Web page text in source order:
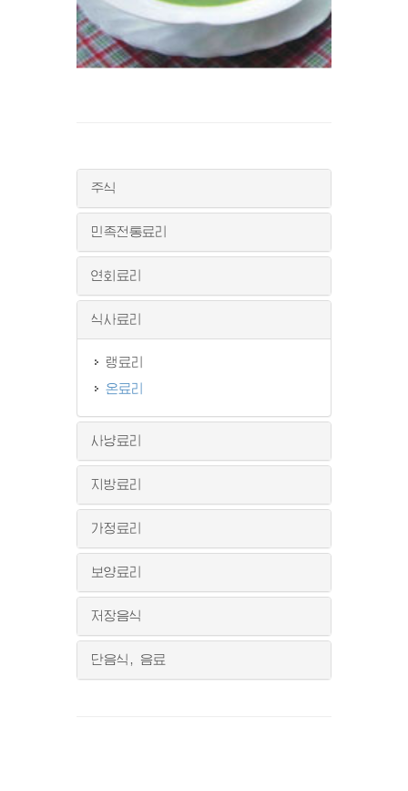
주식
민족전통료리
연회료리
식사료리
랭료리
온료리
사냥료리
지방료리
가정료리
보양료리
저장음식
단음식, 음료